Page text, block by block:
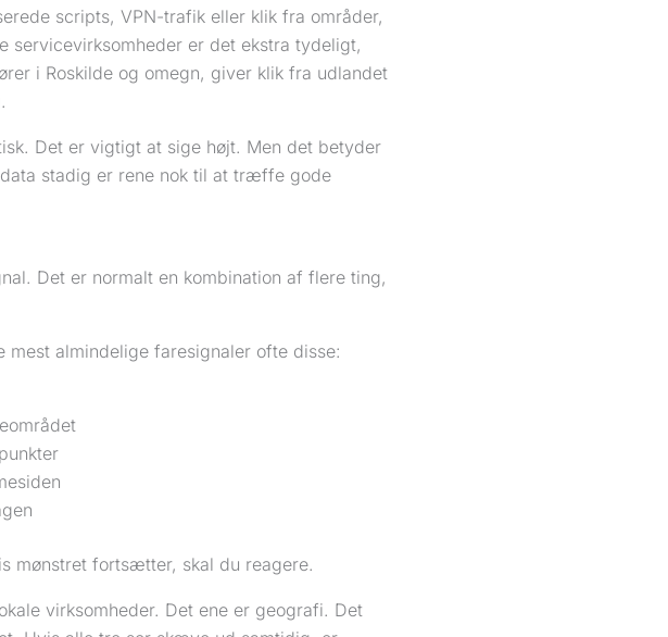
scripts, VPN-trafik eller klik fra områder,
servicevirksomheder er det ekstra tydeligt,
i Roskilde og omegn, giver klik fra udlandet
Det er vigtigt at sige højt. Men det betyder
stadig er rene nok til at træffe gode
Det er normalt en kombination af flere ting,
almindelige faresignaler ofte disse:
mønstret fortsætter, skal du reagere.
virksomheder. Det ene er geografi. Det